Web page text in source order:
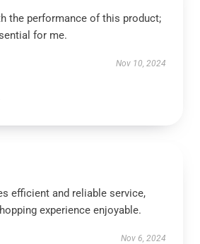
the performance of this product;
for me.
Nov 10, 2024
efficient and reliable service,
experience enjoyable.
Nov 6, 2024